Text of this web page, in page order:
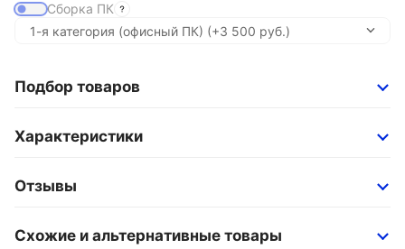
Сборка ПК
Подбор товаров
Характеристики
Отзывы
Схожие и альтернативные товары